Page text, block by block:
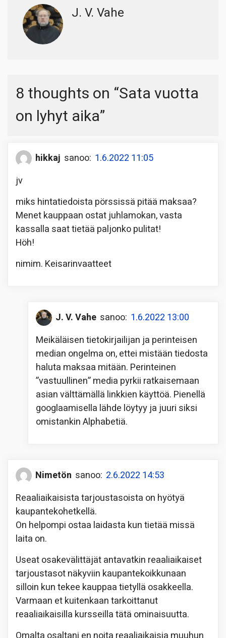
J. V. Vahe
8 thoughts on “Sata vuotta
on lyhyt aika”
hikkaj sanoo: 1.6.2022 11:05
jv
miks hintatiedoista pörssissä pitää maksaa?
Menet kauppaan ostat juhlamokan, vasta
kassalla saat tietää paljonko pulitat!
Höh!
nimim. Keisarinvaatteet
J. V. Vahe sanoo: 1.6.2022 13:00
Meikäläisen tietokirjailijan ja perinteisen
median ongelma on, ettei mistään tiedosta
haluta maksaa mitään. Perinteinen
”vastuullinen” media pyrkii ratkaisemaan
asian välttämällä linkkien käyttöä. Pienellä
googlaamisella lähde löytyy ja juuri siksi
omistankin Alphabetiä.
Nimetön sanoo: 2.6.2022 14:53
Reaaliaikaisista tarjoustasoista on hyötyä
kaupantekohetkellä.
On helpompi ostaa laidasta kun tietää missä
laita on.
Useat osakevälittäjät antavatkin reaaliaikaiset
tarjoustasot näkyviin kaupantekoikkunaan
silloin kun tekee kauppaa tietyllä osakkeella.
Varmaan et kuitenkaan tarkoittanut
reaaliaikaisilla kursseilla tätä ominaisuutta.